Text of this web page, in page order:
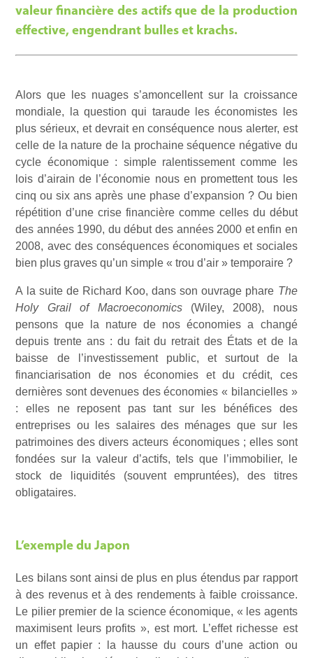
valeur financière des actifs que de la production
effective, engendrant bulles et krachs.
Alors que les nuages s’amoncellent sur la croissance
mondiale, la question qui taraude les économistes les
plus sérieux, et devrait en conséquence nous alerter, est
celle de la nature de la prochaine séquence négative du
cycle économique : simple ralentissement comme les
lois d’airain de l’économie nous en promettent tous les
cinq ou six ans après une phase d’expansion ? Ou bien
répétition d’une crise financière comme celles du début
des années 1990, du début des années 2000 et enfin en
2008, avec des conséquences économiques et sociales
bien plus graves qu’un simple « trou d’air » temporaire ?
A la suite de Richard Koo, dans son ouvrage phare The
Holy Grail of Macroeconomics(Wiley, 2008), nous
pensons que la nature de nos économies a changé
depuis trente ans : du fait du retrait des États et de la
baisse de l’investissement public, et surtout de la
financiarisation de nos économies et du crédit, ces
dernières sont devenues des économies « bilancielles »
: elles ne reposent pas tant sur les bénéfices des
entreprises ou les salaires des ménages que sur les
patrimoines des divers acteurs économiques ; elles sont
fondées sur la valeur d’actifs, tels que l’immobilier, le
stock de liquidités (souvent empruntées), des titres
obligataires.
L’exemple du Japon
Les bilans sont ainsi de plus en plus étendus par rapport
à des revenus et à des rendements à faible croissance.
Le pilier premier de la science économique, « les agents
maximisent leurs profits », est mort. L’effet richesse est
un effet papier : la hausse du cours d’une action ou